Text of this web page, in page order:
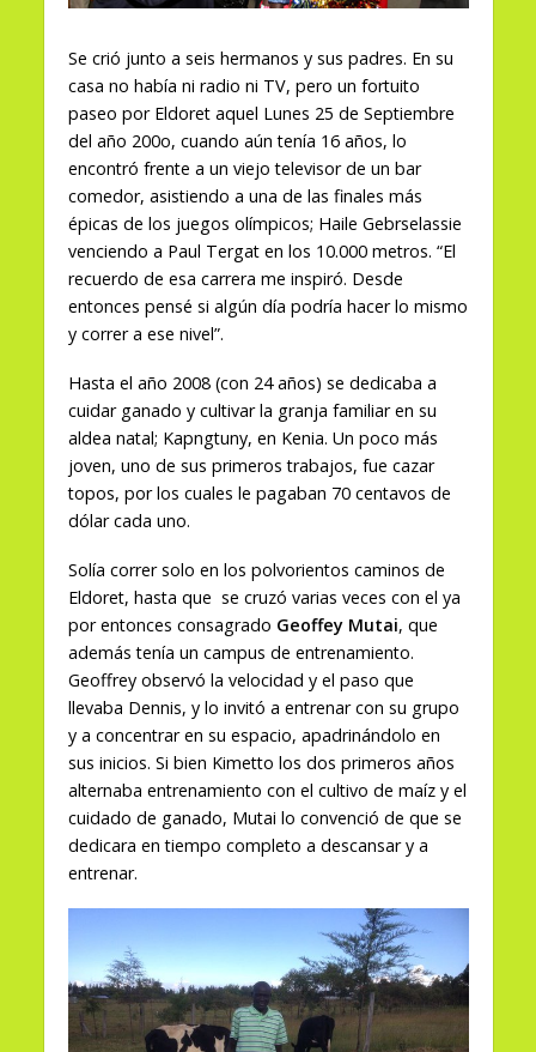
Se crió junto a seis hermanos y sus padres. En su
casa no había ni radio ni TV, pero un fortuito
paseo por Eldoret aquel Lunes 25 de Septiembre
del año 200o, cuando aún tenía 16 años, lo
encontró frente a un viejo televisor de un bar
comedor, asistiendo a una de las finales más
épicas de los juegos olímpicos; Haile Gebrselassie
venciendo a Paul Tergat en los 10.000 metros. “El
recuerdo de esa carrera me inspiró. Desde
entonces pensé si algún día podría hacer lo mismo
y correr a ese nivel”.
Hasta el año 2008 (con 24 años) se dedicaba a
cuidar ganado y cultivar la granja familiar en su
aldea natal; Kapngtuny, en Kenia. Un poco más
joven, uno de sus primeros trabajos, fue cazar
topos, por los cuales le pagaban 70 centavos de
dólar cada uno.
Solía correr solo en los polvorientos caminos de
Eldoret, hasta que se cruzó varias veces con el ya
por entonces consagrado Geoffey Mutai, que
además tenía un campus de entrenamiento.
Geoffrey observó la velocidad y el paso que
llevaba Dennis, y lo invitó a entrenar con su grupo
y a concentrar en su espacio, apadrinándolo en
sus inicios. Si bien Kimetto los dos primeros años
alternaba entrenamiento con el cultivo de maíz y el
cuidado de ganado, Mutai lo convenció de que se
dedicara en tiempo completo a descansar y a
entrenar.